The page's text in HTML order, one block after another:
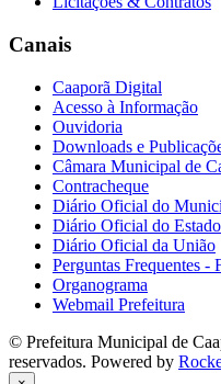
Canais
Caaporã Digital
Acesso à Informação
Ouvidoria
Downloads e
Câmara Municipal de
Contracheque
Diário Oficial do
Diário Oficial do Estado
Diário Oficial da União
Perguntas Frequentes -
Organograma
Webmail Prefeitura
© Prefeitura Municipal de
reservados. Powered by